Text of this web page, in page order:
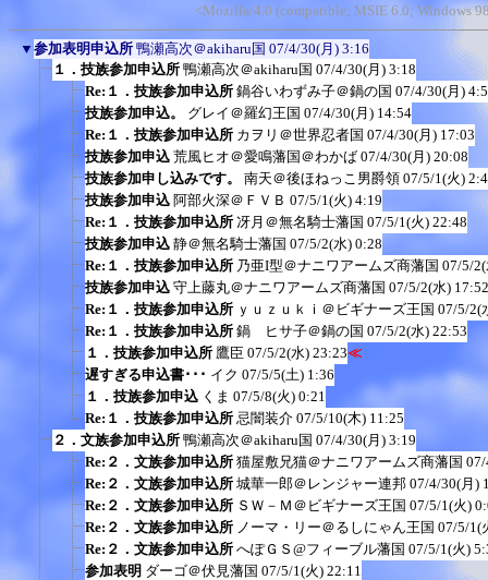
<Mozilla/4.0 (compatible; MSIE 6.0; Windows
▼ 参加表明申込所 鴨瀬高次＠akiharu国 07/4/30(月) 3:16
１．技族参加申込所 鴨瀬高次＠akiharu国 07/4/30(月) 3:18
Re:１．技族参加申込所 鍋谷いわずみ子＠鍋の国 07/4/30(月)
技族参加申込。 グレイ＠羅幻王国 07/4/30(月) 14:54
Re:１．技族参加申込所 カヲリ＠世界忍者国 07/4/30(月) 17:03
技族参加申込 荒風ヒオ＠愛鳴藩国＠わかば 07/4/30(月) 20:08
技族参加申し込みです。 南天＠後ほねっこ男爵領 07/5/1(火)
技族参加申込 阿部火深＠ＦＶＢ 07/5/1(火) 4:19
Re:１．技族参加申込所 冴月＠無名騎士藩国 07/5/1(火) 22:48
技族参加申込 静＠無名騎士藩国 07/5/2(水) 0:28
Re:１．技族参加申込所 乃亜I型＠ナニワアームズ商藩国 07/5/
技族参加申込 守上藤丸＠ナニワアームズ商藩国 07/5/2(水) 17:52
Re:１．技族参加申込所 ｙｕｚｕｋｉ＠ビギナーズ王国 07/5/2(
Re:１．技族参加申込所 鍋 ヒサ子＠鍋の国 07/5/2(水) 22:53
１．技族参加申込所 鷹臣 07/5/2(水) 23:23≪
遅すぎる申込書･･･ イク 07/5/5(土) 1:36
１．技族参加申込 くま 07/5/8(火) 0:21
Re:１．技族参加申込所 忌闇装介 07/5/10(木) 11:25
２．文族参加申込所 鴨瀬高次＠akiharu国 07/4/30(月) 3:19
Re:２．文族参加申込所 猫屋敷兄猫＠ナニワアームズ商藩国
Re:２．文族参加申込所 城華一郎＠レンジャー連邦 07/4/30(月)
Re:２．文族参加申込所 ＳＷ－Ｍ＠ビギナーズ王国 07/5/1(火)
Re:２．文族参加申込所 ノーマ・リー＠るしにゃん王国 07/5/1(
Re:２．文族参加申込所 へぽＧＳ@フィーブル藩国 07/5/1(火)
参加表明 ダーゴ＠伏見藩国 07/5/1(火) 22:11